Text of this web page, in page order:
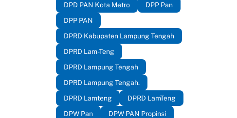
DPD PAN Kota Metro
DPP Pan
DPP PAN
DPRD Kabupaten Lampung Tengah
DPRD Lam-Teng
DPRD Lampung Tengah
DPRD Lampung Tengah.
DPRD Lamteng
DPRD LamTeng
DPW Pan
DPW PAN Propinsi